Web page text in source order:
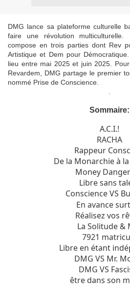
DMG lance sa plateforme culturelle
faire une révolution
compose en trois parties dont Rev
Artistique et Dem pour
lieu entre mai 2025 et juin 2025.
Revardem, DMG partage le premier
nommé Prise de Conscience.
Sommaire:
A.C.I.!
RACHA
Rappeur
De la Monarchie à
Money
Libre sans
Conscience VS
En avance
Réalisez vos
La Solitude &
7921
Libre en étant
DMG VS Mr.
DMG VS
être dans son